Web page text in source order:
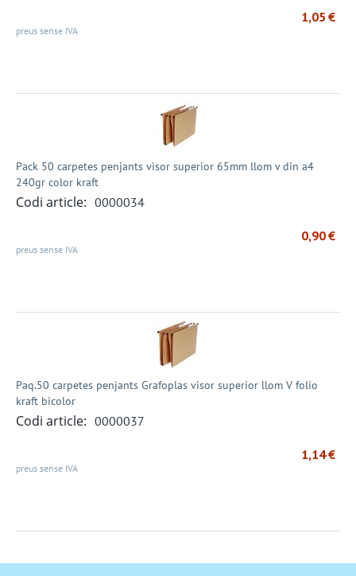
1,05 €
preus sense IVA
Pack 50 carpetes penjants visor superior 65mm llom v din a4
240gr color kraft
Codi article: 0000034
0,90€
preus sense IVA
Paq.50 carpetes penjants Grafoplas visor superior llom V folio
kraft bicolor
Codi article: 0000037
1,14€
preus sense IVA